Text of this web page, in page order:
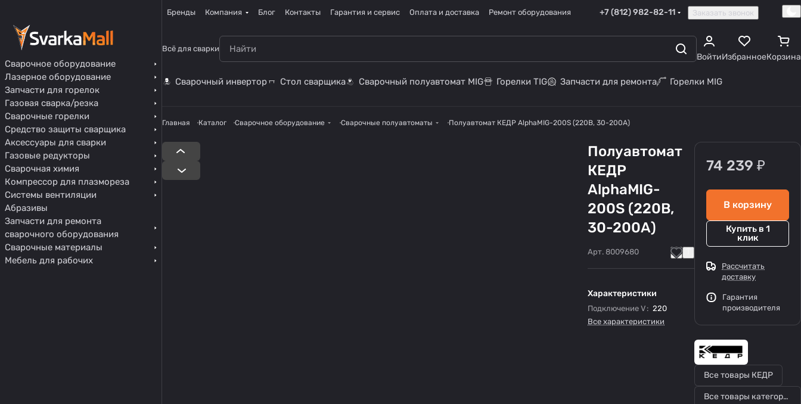
Бренды Компания Блог Контакты Гарантия и сервис Оплата и доставка Ремонт оборудования +7 (812) 982-82-11 Заказать звонок
Всё для сварки
ВойтиИзбранноеКорзина
Сварочный инвертор Стол сварщика Сварочный полуавтомат MIG Горелки TIG Запчасти для ремонта Горелки MIG
Главная Каталог Сварочное оборудование Сварочные полуавтоматы Полуавтомат КЕДР AlphaMIG-200S (220В, 30-200А)
Полуавтомат
КЕДР
AlphaMIG-
200S (220В,
30-200А)
Арт. 8009680
Характеристики
Подключение V : 220
Все характеристики
74 239 ₽
В корзину
Купить в 1
клик
Рассчитать
доставку
Гарантия
производителя
Все товары КЕДР
Все товары категории
Сварочное оборудование
Лазерное оборудование
Запчасти для горелок
Газовая сварка/резка
Сварочные горелки
Средство защиты сварщика
Аксессуары для сварки
Газовые редукторы
Сварочная химия
Компрессор для плазмореза
Системы вентиляции
Абразивы
Запчасти для ремонта
сварочного оборудования
Сварочные материалы
Мебель для рабочих